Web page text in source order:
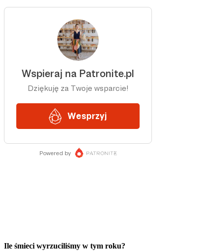
Ile śmieci wyrzuciliśmy w tym roku?